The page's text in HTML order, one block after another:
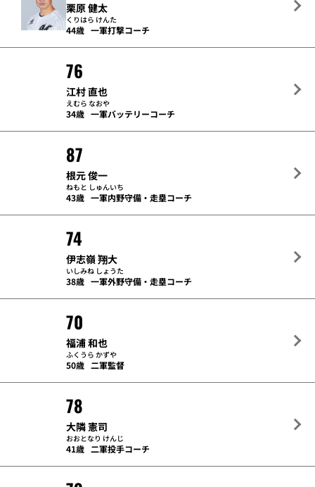
栗原 健太
くりはら けんた
44歳 一軍打撃コーチ
76
江村 直也
えむら なおや
34歳 一軍バッテリーコーチ
87
根元 俊一
ねもと しゅんいち
43歳 一軍内野守備・走塁コーチ
74
伊志嶺 翔大
いしみね しょうた
38歳 一軍外野守備・走塁コーチ
70
福浦 和也
ふくうら かずや
50歳 二軍監督
78
大隣 憲司
おおとなり けんじ
41歳 二軍投手コーチ